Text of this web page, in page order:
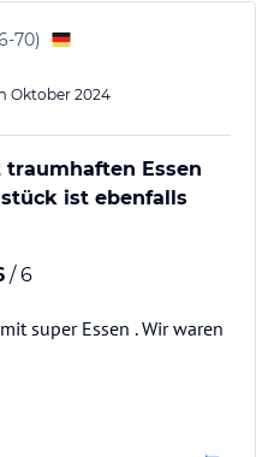
70)
Oktober 2024
Essen
ist ebenfalls
/ 6
super Essen . Wir waren